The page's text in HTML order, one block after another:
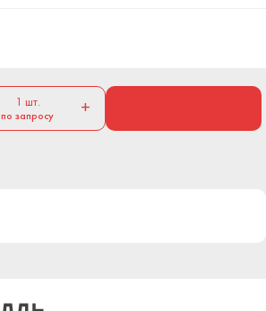
1 шт.
по запросу +